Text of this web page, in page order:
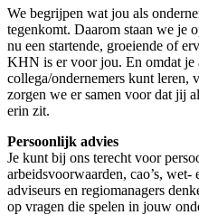
We begrijpen wat jou als
tegenkomt. Daarom staan we je
nu een startende, groeiende of
KHN is er voor jou. En omdat je
collega/ondernemers kunt leren,
zorgen we er samen voor dat jij
erin zit.
Persoonlijk advies
Je kunt bij ons terecht voor
arbeidsvoorwaarden, cao’s,
adviseurs en regiomanagers
op vragen die spelen in jouw